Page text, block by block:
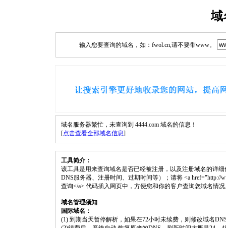
域
输入您要查询的域名，如：fwol.cn,请不要带www。
域名服务器繁忙，未查询到 4444.com 域名的信息！
[点击查看全部域名信息]
工具简介：
该工具是用来查询域名是否已经被注册，以及注册域名的详
DNS服务器、注册时间、过期时间等）；请将 <a href="http://
查询</a> 代码插入网页中，方便您和你的客户查询您域名情
域名管理须知
国际域名：
(1) 到期当天暂停解析，如果在72小时未续费，则修改域名